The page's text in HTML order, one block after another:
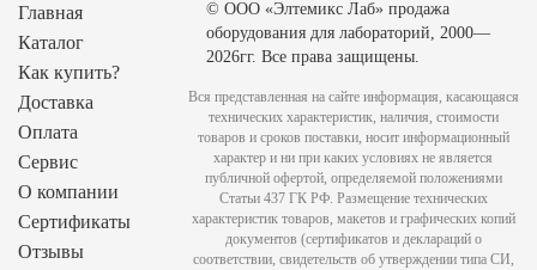
Главная
Каталог
Как купить?
Доставка
Оплата
Сервис
О компании
Сертификаты
Отзывы
© ООО «Элтемикс Лаб» продажа
оборудования для лабораторий, 2000—
2026гг. Все права защищены.
Вся представленная на сайте информация, касающаяся
технических характеристик, наличия, стоимости
товаров и сроков поставки, носит информационный
характер и ни при каких условиях не является
публичной офертой, определяемой положениями
Статьи 437 ГК РФ. Размещение технических
характеристик товаров, макетов и графических копий
документов (сертификатов и деклараций о
соответствии, свидетельств об утверждении типа СИ,